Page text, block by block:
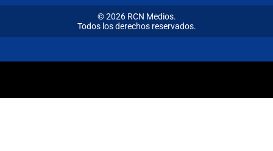
© 2026 RCN Medios.
Todos los derechos reservados.